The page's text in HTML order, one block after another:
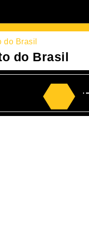
do Brasil